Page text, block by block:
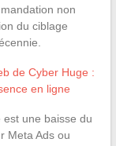
non
du ciblage
de Cyber Huge :
en ligne
une baisse du
Meta Ads ou